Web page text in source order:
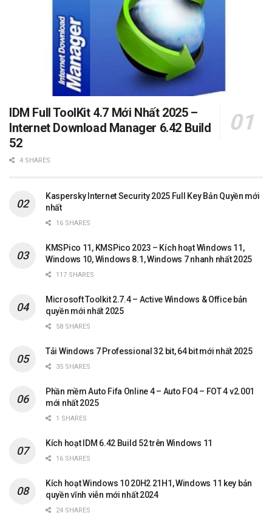
IDM Full ToolKit 4.7 Mới Nhất 2025 –
Internet Download Manager 6.42 Build
52
4 SHARES
Kaspersky Internet Security 2025 Full Key Bản Quyền mới
nhất
16 SHARES
KMSPico 11, KMSPico 2023 – Kích hoạt Windows 11,
Windows 10, Windows 8.1, Windows 7 nhanh nhất 2025
117 SHARES
Microsoft Toolkit 2.7.4 – Active Windows & Office bản
quyền mới nhất 2025
58 SHARES
Tải Windows 7 Professional 32 bit, 64 bit mới nhất 2025
35 SHARES
Phần mềm Auto Fifa Online 4 – Auto FO4 – FOT 4 v2.001
mới nhất 2025
1 SHARES
Kích hoạt IDM 6.42 Build 52 trên Windows 11
16 SHARES
Kích hoạt Windows 10 20H2 21H1, Windows 11 key bản
quyền vĩnh viễn mới nhất 2024
24 SHARES